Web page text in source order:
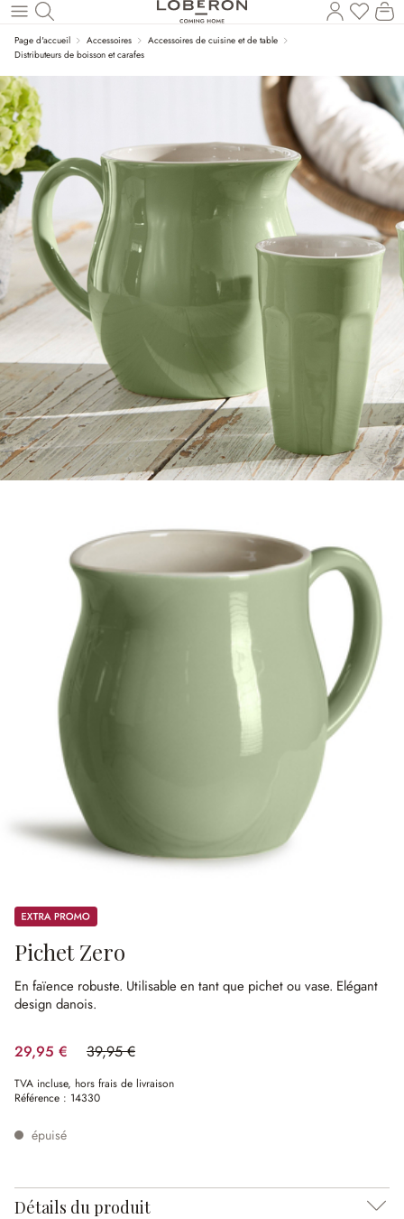
Revenir au contenu principal
Vous
Page d'accueil Accessoires
Accessoires de cuisine et de table
Distributeurs de boisson et carafes
Promos
Pichet Zero
En faïence robuste. Utilisable en tant que pichet ou vase. Elégant
design danois.
29,95 € 39,95 €
(25.03%spared)
TVA incluse, hors frais de livraison
Référence : 14330
épuisé
Détails du produit